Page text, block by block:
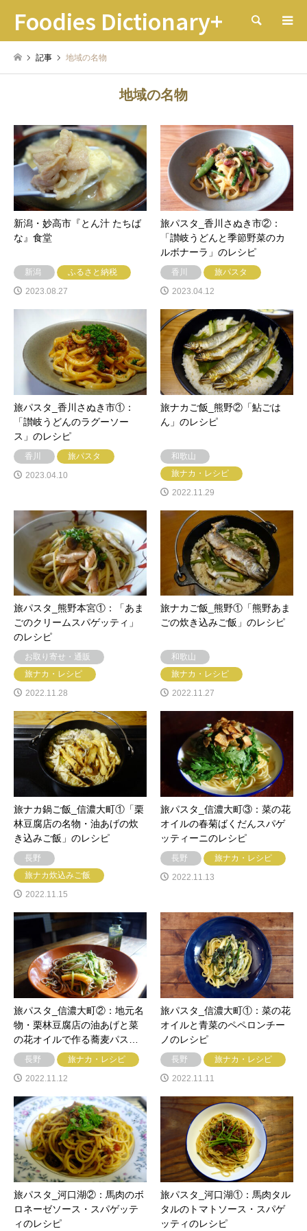
Foodies Dictionary+ 検索
記事 地域の名物
地域の名物
新潟・妙高市『とん汁 たちば
な』食堂
新潟
ふるさと納税
2023.08.27
旅パスタ_香川さぬき市②：
「讃岐うどんと季節野菜のカ
ルボナーラ」のレシピ
香川
旅パスタ
2023.04.12
旅パスタ_香川さぬき市①：
「讃岐うどんのラグーソー
ス」のレシピ
香川
旅パスタ
2023.04.10
旅ナカご飯_熊野②「鮎ごは
ん」のレシピ
和歌山
旅ナカ・レシピ
2022.11.29
旅パスタ_熊野本宮①：「あま
ごのクリームスパゲッティ」
のレシピ
お取り寄せ・通販
旅ナカ・レシピ
2022.11.28
旅ナカご飯_熊野①「熊野あま
ごの炊き込みご飯」のレシピ
和歌山
旅ナカ・レシピ
2022.11.27
旅ナカ鍋ご飯_信濃大町①「栗
林豆腐店の名物・油あげの炊
き込みご飯」のレシピ
長野
旅ナカ炊込みご飯
2022.11.15
旅パスタ_信濃大町③：菜の花
オイルの春菊ばくだんスパゲ
ッティーニのレシピ
長野
旅ナカ・レシピ
2022.11.13
旅パスタ_信濃大町②：地元名
物・栗林豆腐店の油あげと菜
の花オイルで作る蕎麦パス…
長野
旅ナカ・レシピ
2022.11.12
旅パスタ_信濃大町①：菜の花
オイルと青菜のペペロンチー
ノのレシピ
長野
旅ナカ・レシピ
2022.11.11
旅パスタ_河口湖②：馬肉のボ
ロネーゼソース・スパゲッテ
ィのレシピ
旅パスタ_河口湖①：馬肉タル
タルのトマトソース・スパゲ
ッティのレシピ